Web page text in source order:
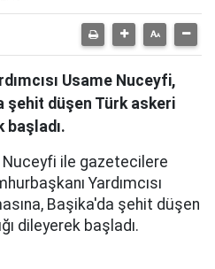
Usame Nuceyfi,
şehit düşen Türk askeri
başladı.
ile gazetecilere
Yardımcısı
Başika'da şehit düşen
dileyerek başladı.